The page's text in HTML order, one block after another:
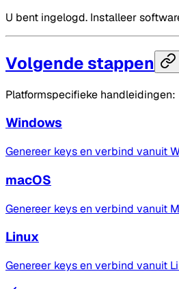
U bent ingelogd. Installeer
Volgende stappen
Platformspecifieke handleidingen:
Windows
Genereer keys en verbind vanuit
macOS
Genereer keys en verbind vanuit
Linux
Genereer keys en verbind vanuit